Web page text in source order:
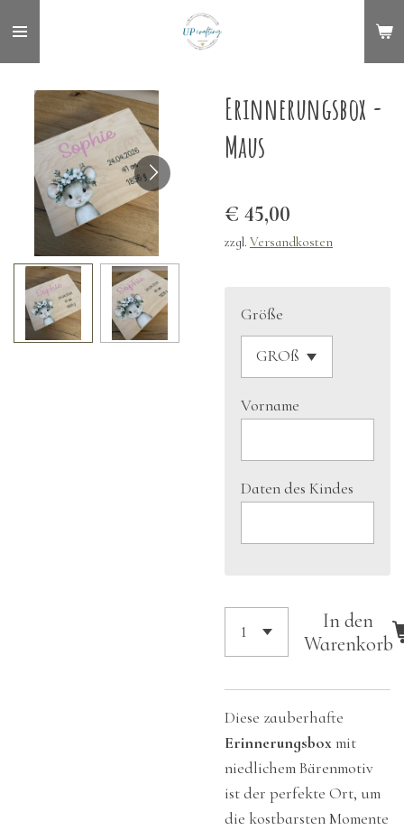
Erinnerungsbox -
Maus
€ 45,00
zzgl. Versandkosten
Größe
Vorname
Daten des Kindes
In den
Warenkorb
Diese zauberhafte
Erinnerungsboxmit
niedlichem Bärenmotiv
ist der perfekte Ort, um
die kostbarsten Momente